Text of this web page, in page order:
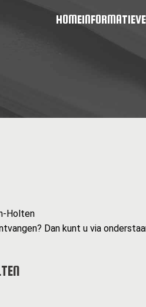
HOMEINFORMATIE
Holten
Dan kunt u via